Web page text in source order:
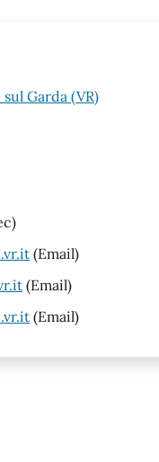
Garda (VR)
(Email)
(Email)
(Email)